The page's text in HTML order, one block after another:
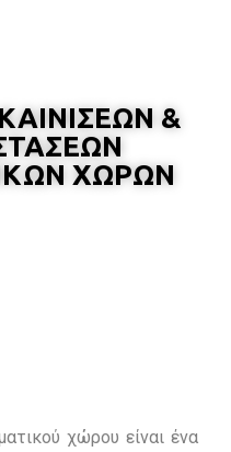
&
ΧΩΡΩΝ
χώρου είναι ένα